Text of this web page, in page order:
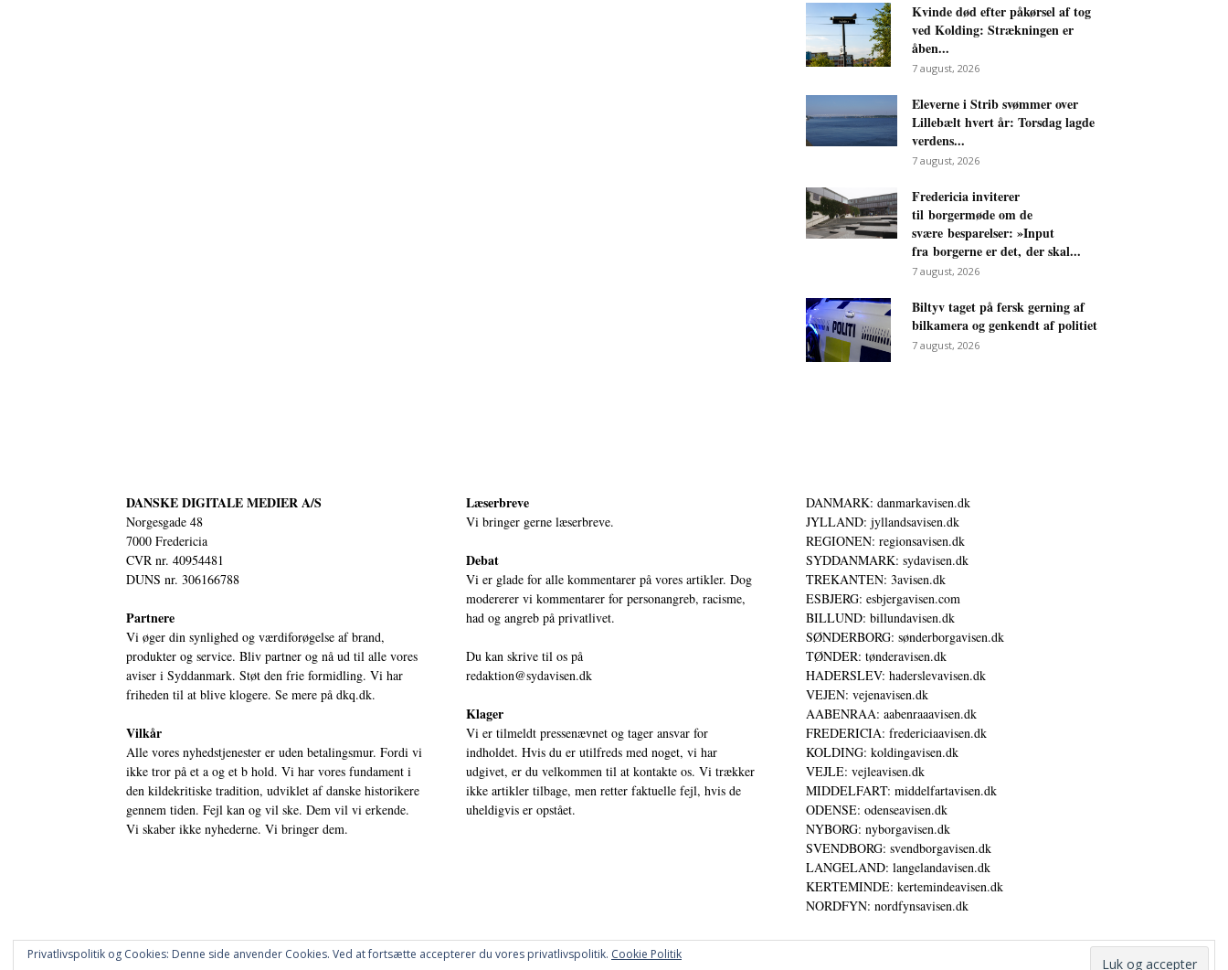
Kvinde død efter påkørsel af tog
ved Kolding: Strækningen er
åben...
7 august, 2026
Eleverne i Strib svømmer over
Lillebælt hvert år: Torsdag lagde
verdens...
7 august, 2026
Fredericia inviterer
til borgermøde om de
svære besparelser: »Input
fra borgerne er det, der skal...
7 august, 2026
Biltyv taget på fersk gerning af
bilkamera og genkendt af politiet
7 august, 2026
DANSKE DIGITALE MEDIER A/S
Norgesgade 48
7000 Fredericia
CVR nr. 40954481
DUNS nr. 306166788
Partnere
Vi øger din synlighed og værdiforøgelse af brand,
produkter og service. Bliv partner og nå ud til alle vores
aviser i Syddanmark. Støt den frie formidling. Vi har
friheden til at blive klogere. Se mere på dkq.dk.
Vilkår
Alle vores nyhedstjenester er uden betalingsmur. Fordi vi
ikke tror på et a og et b hold. Vi har vores fundament i
den kildekritiske tradition, udviklet af danske historikere
gennem tiden. Fejl kan og vil ske. Dem vil vi erkende.
Vi skaber ikke nyhederne. Vi bringer dem.
Læserbreve
Vi bringer gerne læserbreve.
Debat
Vi er glade for alle kommentarer på vores artikler. Dog
modererer vi kommentarer for personangreb, racisme,
had og angreb på privatlivet.
Du kan skrive til os på
redaktion@sydavisen.dk
Klager
Vi er tilmeldt pressenævnet og tager ansvar for
indholdet. Hvis du er utilfreds med noget, vi har
udgivet, er du velkommen til at kontakte os. Vi trækker
ikke artikler tilbage, men retter faktuelle fejl, hvis de
uheldigvis er opstået.
DANMARK: danmarkavisen.dk
JYLLAND: jyllandsavisen.dk
REGIONEN: regionsavisen.dk
SYDDANMARK: sydavisen.dk
TREKANTEN: 3avisen.dk
ESBJERG: esbjergavisen.com
BILLUND: billundavisen.dk
SØNDERBORG: sønderborgavisen.dk
TØNDER: tønderavisen.dk
HADERSLEV: haderslevavisen.dk
VEJEN: vejenavisen.dk
AABENRAA: aabenraaavisen.dk
FREDERICIA: fredericiaavisen.dk
KOLDING: koldingavisen.dk
VEJLE: vejleavisen.dk
MIDDELFART: middelfartavisen.dk
ODENSE: odenseavisen.dk
NYBORG: nyborgavisen.dk
SVENDBORG: svendborgavisen.dk
LANGELAND: langelandavisen.dk
KERTEMINDE: kertemindeavisen.dk
NORDFYN: nordfynsavisen.dk
Privatlivspolitik og Cookies: Denne side anvender Cookies. Ved at fortsætte accepterer du vores privatlivspolitik. Cookie Politik